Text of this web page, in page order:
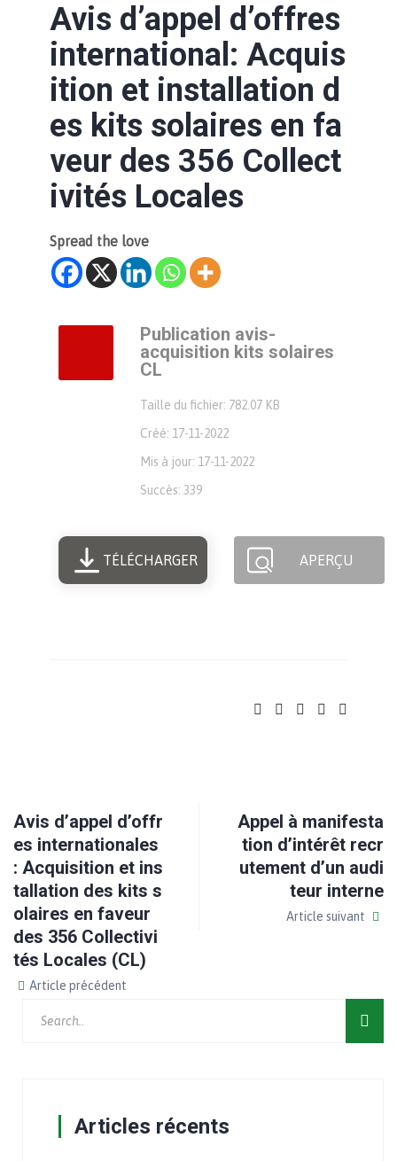
Avis d’appel d’offres
international: Acquis
ition et installation d
es kits solaires en fa
veur des 356 Collect
ivités Locales
Spread the love
Publication avis-
acquisition kits solaires
CL
Taille du fichier: 782.07 KB
Créé: 17-11-2022
Mis à jour: 17-11-2022
Succès: 339
TÉLÉCHARGER APERÇU
Avis d’appel d’offr
es internationales
: Acquisition et ins
tallation des kits s
olaires en faveur
des 356 Collectivi
tés Locales (CL)
Article précédent
Appel à manifesta
tion d’intérêt recr
utement d’un audi
teur interne
Article suivant
Articles récents